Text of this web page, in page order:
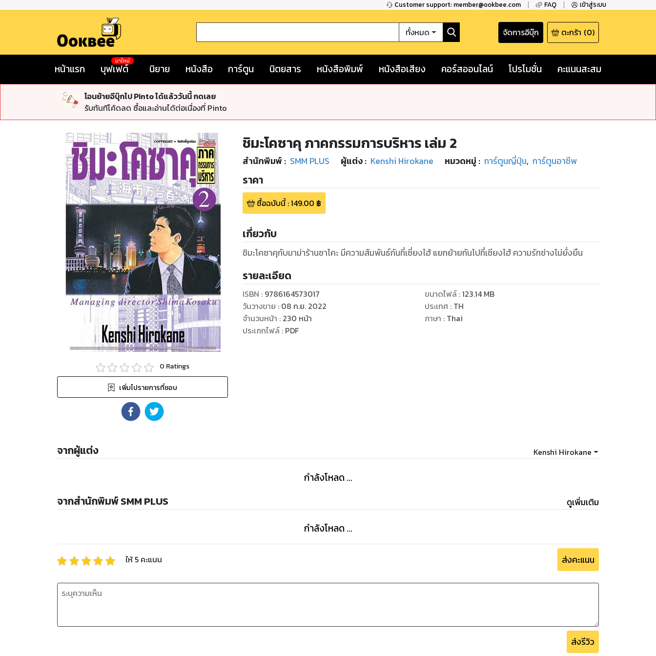
Customer support: member@ookbee.com FAQ เข้าสู่ระบบ
ทั้งหมด จัดการอีบุ๊ก ตะกร้า (0)
หน้าแรก บุฟเฟต์
มาใหม่
นิยาย หนังสือ การ์ตูน นิตยสาร หนังสือพิมพ์ หนังสือเสียง คอร์สออนไลน์ โปรโมชั่น คะแนนสะสม
โอนย้ายอีบุ๊กไป Pinto ได้แล้ววันนี้ กดเลย
รับทันทีโค้ดลด ซื้อและอ่านได้ต่อเนื่องที่ Pinto
0 Ratings
เพิ่มไปรายการที่ชอบ
ชิมะโคซาคุ ภาคกรรมการบริหาร เล่ม 2
สำนักพิมพ์ : SMM PLUS ผู้แต่ง : Kenshi Hirokane หมวดหมู่ : การ์ตูนญี่ปุ่น, การ์ตูนอาชีพ
ราคา
ซื้อฉบับนี้:149.00 ฿
เกี่ยวกับ
ชิมะโคซาคุกับมาม่าร้านซาโคะ มีความสัมพันธ์กันที่เซี่ยงไฮ้ แยกย้ายกันไปที่เซียงไฮ้ ความรักช่างไม่ยั่งยืน
รายละเอียด
ISBN : 9786164573017
วันวางขาย : 08 ก.ย. 2022
จำนวนหน้า : 230 หน้า
ประเภทไฟล์: PDF
ขนาดไฟล์:123.14 MB
ประเทศ : TH
ภาษา : Thai
จากผู้แต่ง Kenshi Hirokane
กำลังโหลด ...
จากสำนักพิมพ์ SMM PLUS ดูเพิ่มเติม
กำลังโหลด ...
ให้ 5 คะแนน ส่งคะแนน
ส่งรีวิว